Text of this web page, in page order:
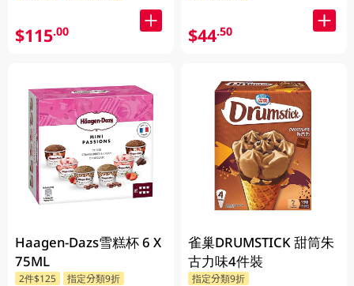
$115.00
Haagen-Dazs雪糕杯 6 X
75ML
2件$125 指定分類9折
$44.50
雀巢DRUMSTICK 甜筒朱
古力味4件裝
指定分類9折